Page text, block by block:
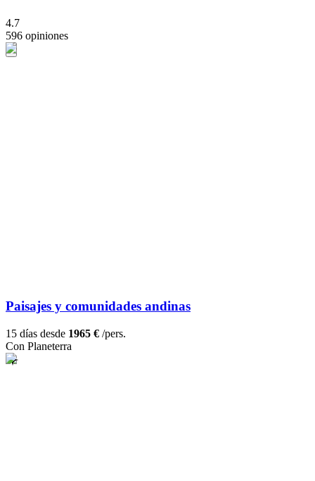
4.7
596 opiniones
Paisajes y comunidades andinas
15 días desde 1965 € /pers.
Con Planeterra